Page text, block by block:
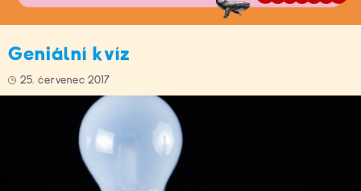
Geniální kvíz
25. červenec 2017